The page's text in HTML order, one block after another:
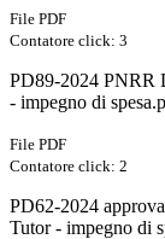
File PDF
Contatore click: 3
PD89-2024 PNRR
- impegno di
File PDF
Contatore click: 2
PD62-2024
Tutor - impegno di